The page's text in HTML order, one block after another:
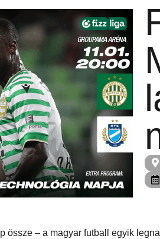
össze – a magyar futball egyik